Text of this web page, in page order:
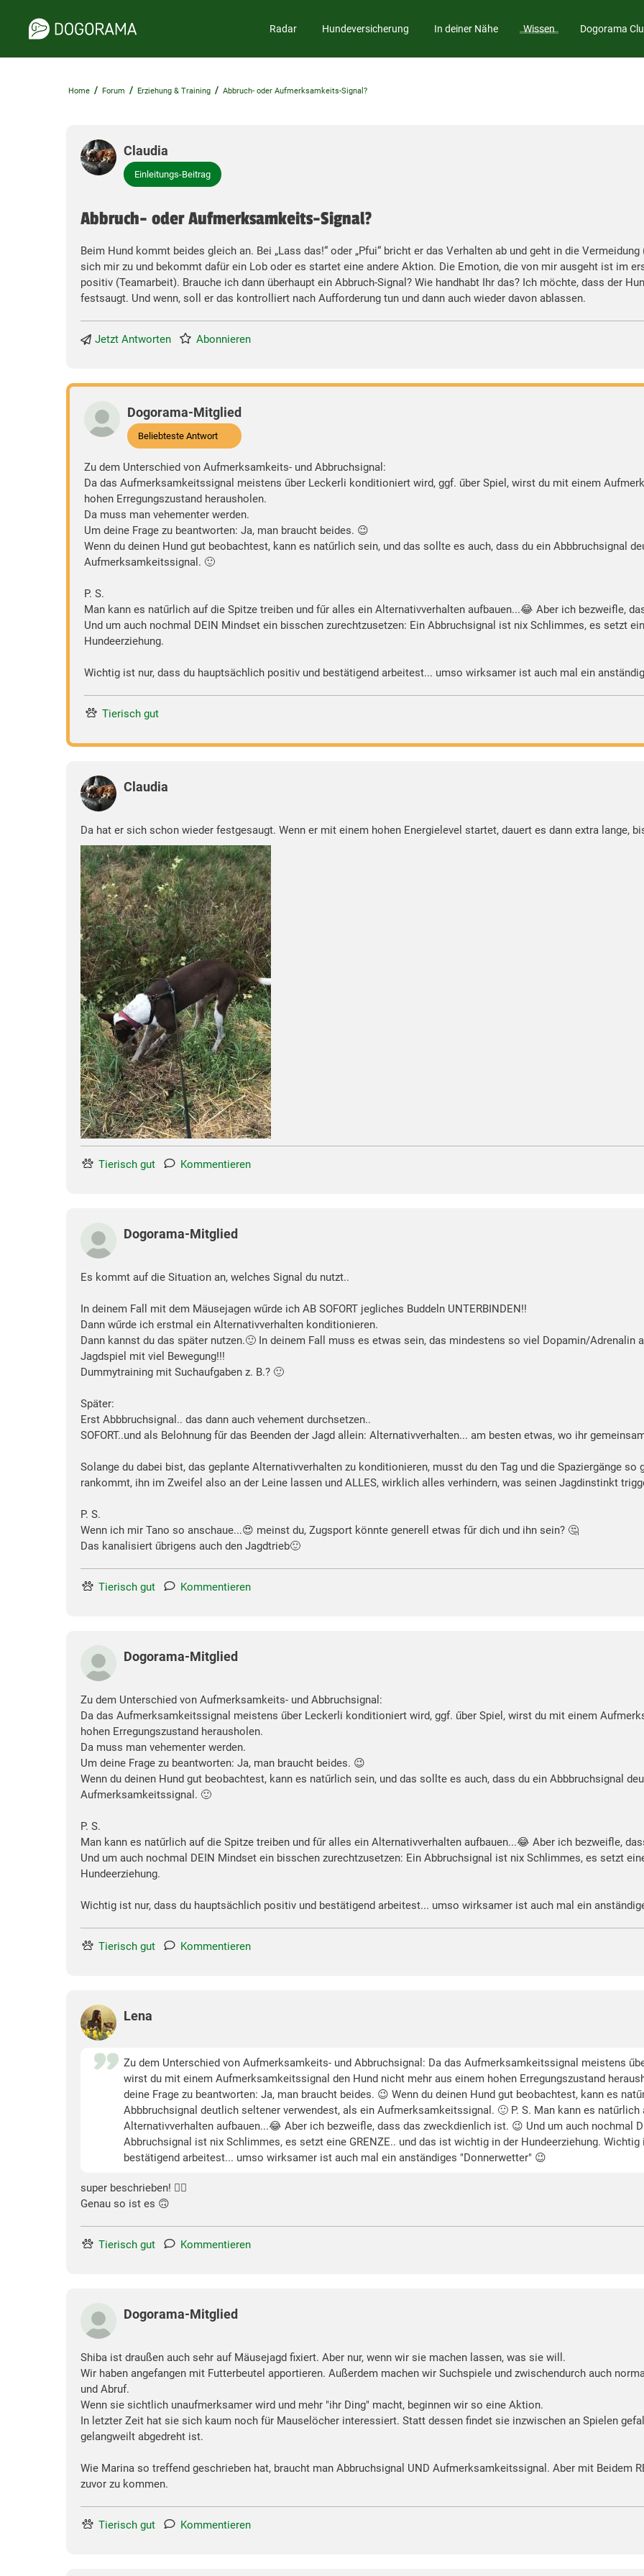
Radar Hundeversicherung In deiner Nähe Wissen Dogorama
Home / Forum / Erziehung & Training / Abbruch- oder Aufmerksamkeits-Signal?
Claudia
Einleitungs-Beitrag
Abbruch- oder Aufmerksamkeits-Signal?
Beim Hund kommt beides gleich an. Bei „Lass das!“ oder „Pfui“ bricht er das Verhalten ab und geht in die
sich mir zu und bekommt dafür ein Lob oder es startet eine andere Aktion. Die Emotion, die von mir ausgeht ist im
positiv (Teamarbeit). Brauche ich dann überhaupt ein Abbruch-Signal? Wie handhabt Ihr das? Ich möchte, dass der
festsaugt. Und wenn, soll er das kontrolliert nach Aufforderung tun und dann auch wieder davon ablassen.
Jetzt Antworten Abonnieren
Dogorama-Mitglied
Beliebteste Antwort
Zu dem Unterschied von Aufmerksamkeits- und Abbruchsignal:
Da das Aufmerksamkeitssignal meistens űber Leckerli konditioniert wird, ggf. űber Spiel, wirst du mit einem
hohen Erregungszustand herausholen.
Da muss man vehementer werden.
Um deine Frage zu beantworten: Ja, man braucht beides. 😉
Wenn du deinen Hund gut beobachtest, kann es natűrlich sein, und das sollte es auch, dass du ein Abbbruchsignal
Aufmerksamkeitssignal. 🙂
P. S.
Man kann es natűrlich auf die Spitze treiben und fűr alles ein Alternativverhalten aufbauen...😂 Aber ich bezweifle,
Und um auch nochmal DEIN Mindset ein bisschen zurechtzusetzen: Ein Abbruchsignal ist nix Schlimmes, es setzt
Hundeerziehung.
Wichtig ist nur, dass du hauptsächlich positiv und bestätigend arbeitest... umso wirksamer ist auch mal ein
Tierisch gut
Claudia
Da hat er sich schon wieder festgesaugt. Wenn er mit einem hohen Energielevel startet, dauert es dann extra lange,
Tierisch gut Kommentieren
Dogorama-Mitglied
Es kommt auf die Situation an, welches Signal du nutzt..
In deinem Fall mit dem Mäusejagen wűrde ich AB SOFORT jegliches Buddeln UNTERBINDEN!!
Dann wűrde ich erstmal ein Alternativverhalten konditionieren.
Dann kannst du das später nutzen.🙂 In deinem Fall muss es etwas sein, das mindestens so viel Dopamin/Adrenalin
Jagdspiel mit viel Bewegung!!!
Dummytraining mit Suchaufgaben z. B.? 🙂
Später:
Erst Abbbruchsignal.. das dann auch vehement durchsetzen..
SOFORT..und als Belohnung fűr das Beenden der Jagd allein: Alternativverhalten... am besten etwas, wo ihr
Solange du dabei bist, das geplante Alternativverhalten zu konditionieren, musst du den Tag und die Spaziergänge
rankommt, ihn im Zweifel also an der Leine lassen und ALLES, wirklich alles verhindern, was seinen Jagdinstinkt
P. S.
Wenn ich mir Tano so anschaue...😍 meinst du, Zugsport könnte generell etwas fűr dich und ihn sein? 🤔
Das kanalisiert űbrigens auch den Jagdtrieb🙂
Tierisch gut Kommentieren
Dogorama-Mitglied
Zu dem Unterschied von Aufmerksamkeits- und Abbruchsignal:
Da das Aufmerksamkeitssignal meistens űber Leckerli konditioniert wird, ggf. űber Spiel, wirst du mit einem
hohen Erregungszustand herausholen.
Da muss man vehementer werden.
Um deine Frage zu beantworten: Ja, man braucht beides. 😉
Wenn du deinen Hund gut beobachtest, kann es natűrlich sein, und das sollte es auch, dass du ein Abbbruchsignal
Aufmerksamkeitssignal. 🙂
P. S.
Man kann es natűrlich auf die Spitze treiben und fűr alles ein Alternativverhalten aufbauen...😂 Aber ich bezweifle,
Und um auch nochmal DEIN Mindset ein bisschen zurechtzusetzen: Ein Abbruchsignal ist nix Schlimmes, es setzt
Hundeerziehung.
Wichtig ist nur, dass du hauptsächlich positiv und bestätigend arbeitest... umso wirksamer ist auch mal ein
Tierisch gut Kommentieren
Lena
Zu dem Unterschied von Aufmerksamkeits- und Abbruchsignal: Da das Aufmerksamkeitssignal meistens
wirst du mit einem Aufmerksamkeitssignal den Hund nicht mehr aus einem hohen Erregungszustand
deine Frage zu beantworten: Ja, man braucht beides. 😉 Wenn du deinen Hund gut beobachtest, kann es
Abbbruchsignal deutlich seltener verwendest, als ein Aufmerksamkeitssignal. 🙂 P. S. Man kann es
Alternativverhalten aufbauen...😂 Aber ich bezweifle, dass das zweckdienlich ist. 😉 Und um auch nochmal
Abbruchsignal ist nix Schlimmes, es setzt eine GRENZE.. und das ist wichtig in der Hundeerziehung.
bestätigend arbeitest... umso wirksamer ist auch mal ein anständiges "Donnerwetter" 😉
super beschrieben! 👍🏻
Genau so ist es 🙃
Tierisch gut Kommentieren
Dogorama-Mitglied
Shiba ist draußen auch sehr auf Mäusejagd fixiert. Aber nur, wenn wir sie machen lassen, was sie will.
Wir haben angefangen mit Futterbeutel apportieren. Außerdem machen wir Suchspiele und zwischendurch auch
und Abruf.
Wenn sie sichtlich unaufmerksamer wird und mehr "ihr Ding" macht, beginnen wir so eine Aktion.
In letzter Zeit hat sie sich kaum noch für Mauselöcher interessiert. Statt dessen findet sie inzwischen an Spielen
gelangweilt abgedreht ist.
Wie Marina so treffend geschrieben hat, braucht man Abbruchsignal UND Aufmerksamkeitssignal. Aber mit Beidem
zuvor zu kommen.
Tierisch gut Kommentieren